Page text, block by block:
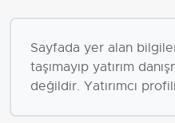
Sayfada yer alan
taşımayıp yatırım
değildir. Yatırımcı